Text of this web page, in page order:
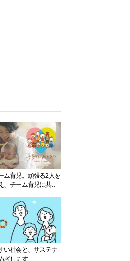
ム育児。頑張る2人を
、チーム育児に共感
い社会と、サステナ
ざします